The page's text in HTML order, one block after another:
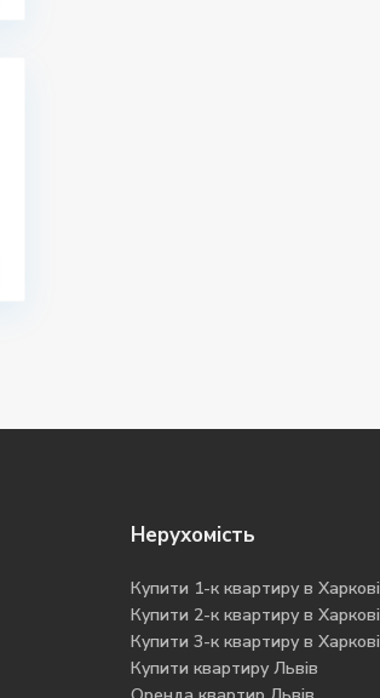
Нерухомість
Купити 1-к квартиру в Харкові
Купити 2-к квартиру в Харкові
Купити 3-к квартиру в Харкові
Купити квартиру Львів